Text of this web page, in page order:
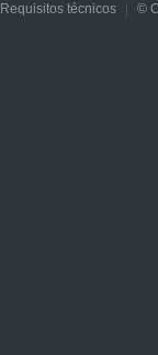
Requisitos técnicos ©